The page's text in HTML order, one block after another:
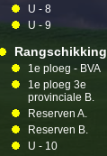
U - 8
U - 9
Rangschikking
1e ploeg - BVA
1e ploeg 3e
provinciale B.
Reserven A.
Reserven B.
U - 10